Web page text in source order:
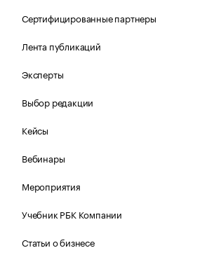
Сертифицированные партнеры
Лента публикаций
Эксперты
Выбор редакции
Кейсы
Вебинары
Мероприятия
Учебник РБК Компании
Статьи о бизнесе